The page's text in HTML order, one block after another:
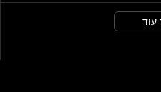
עוד